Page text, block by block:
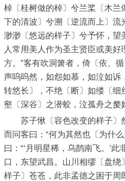
棹〔桂树做的棹〕兮兰桨〔木兰
下的清波〕兮溯〔逆流而上〕流
渺渺〔悠远的样子〕兮予怀，望
人常用美人作为圣主贤臣或美好
方。”客有吹洞箫者，倚〔依、
声呜呜然，如怨如慕，如泣如诉
转悠长〕，不绝〔断〕如缕〔细
壑〔深谷〕之潜蛟，泣孤舟之嫠
苏子愀〔容色改变的样子〕
而问客曰：“何为其然也〔为什
曰：“‘月明星稀，乌鹊南飞。’
口，东望武昌。山川相缪〔盘
样子〕苍苍，此非孟德之困于周